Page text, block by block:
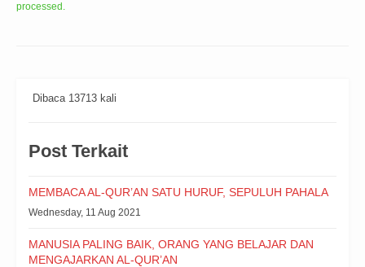
processed.
Dibaca 13713 kali
Post Terkait
MEMBACA AL-QUR’AN SATU HURUF, SEPULUH PAHALA
Wednesday, 11 Aug 2021
MANUSIA PALING BAIK, ORANG YANG BELAJAR DAN
MENGAJARKAN AL-QUR’AN